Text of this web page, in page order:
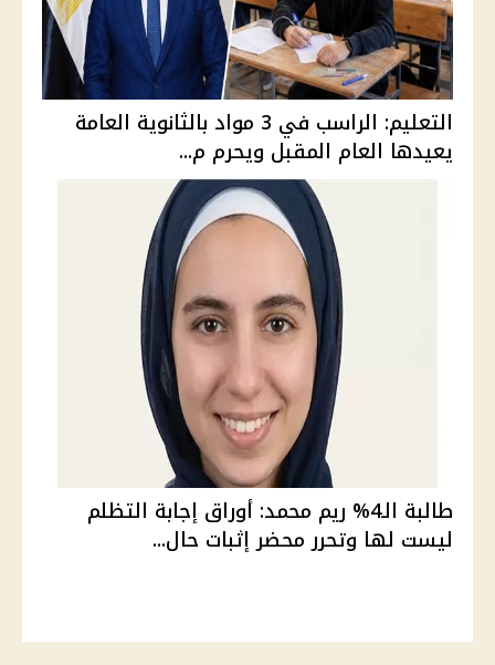
التعليم: الراسب في 3 مواد بالثانوية العامة
يعيدها العام المقبل ويحرم م...
طالبة الـ4% ريم محمد: أوراق إجابة التظلم
ليست لها وتحرر محضر إثبات حال...